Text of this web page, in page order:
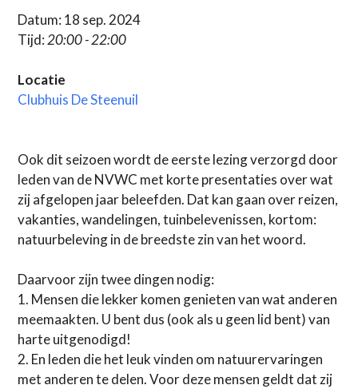
Datum: 18 sep. 2024
Tijd: 20:00 - 22:00
Locatie
Clubhuis De Steenuil
Ook dit seizoen wordt de eerste lezing verzorgd door
leden van de NVWC met korte presentaties over wat
zij afgelopen jaar beleefden. Dat kan gaan over reizen,
vakanties, wandelingen, tuinbelevenissen, kortom:
natuurbeleving in de breedste zin van het woord.
Daarvoor zijn twee dingen nodig:
1. Mensen die lekker komen genieten van wat anderen
meemaakten. U bent dus (ook als u geen lid bent) van
harte uitgenodigd!
2. En leden die het leuk vinden om natuurervaringen
met anderen te delen. Voor deze mensen geldt dat zij